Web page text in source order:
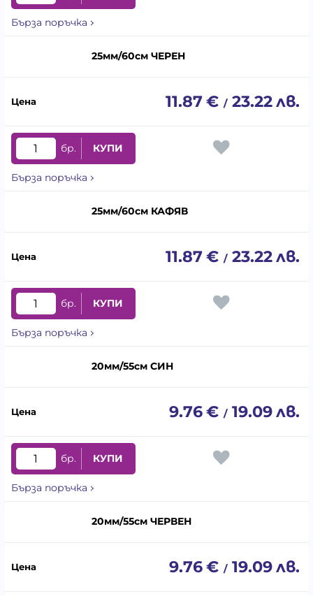
Бърза поръчка
25мм/60см ЧЕРЕН
11.87€ / 23.22лв.
бр. КУПИ
Бърза поръчка
25мм/60см КАФЯВ
11.87€ / 23.22лв.
бр. КУПИ
Бърза поръчка
20мм/55см СИН
9.76€ / 19.09лв.
бр. КУПИ
Бърза поръчка
20мм/55см ЧЕРВЕН
9.76€ / 19.09лв.